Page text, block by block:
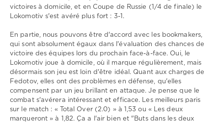
victoires à domicile, et en Coupe de Russie (1/4 de finale) le
Lokomotiv s'est avéré plus fort : 3-1.
En partie, nous pouvons être d'accord avec les bookmakers,
qui sont absolument égaux dans l'évaluation des chances de
victoire des équipes lors du prochain face-à-face. Oui, le
Lokomotiv joue à domicile, où il marque régulièrement, mais
désormais son jeu est loin d'être idéal. Quant aux charges de
Fedotov, elles ont des problèmes en défense, qu'elles
compensent par un jeu brillant en attaque. Je pense que le
combat s'avérera intéressant et efficace. Les meilleurs paris
sur le match : « Total Over (2.0) » à 1,53 ou « Les deux
marqueront » à 1,82. Ça a l'air bien et "Buts dans les deux